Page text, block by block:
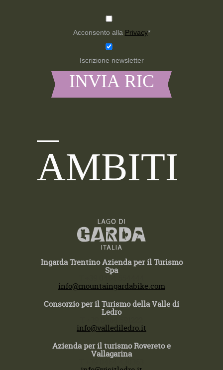
Acconsento alla Privacy*
Iscrizione newsletter
AMBITI
Ingarda Trentino Azienda per il Turismo
Spa
info@mountaingardabike.com
Consorzio per il Turismo della Valle di
Ledro
info@vallediledro.it
Azienda per il turismo Rovereto e
Vallagarina